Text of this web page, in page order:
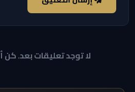
لا توجد تعليقات بعد.